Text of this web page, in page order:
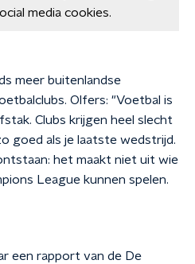
media cookies.
meer buitenlandse
Olfers: "Voetbal is
Clubs krijgen heel slecht
goed als je laatste wedstrijd.
het maakt niet uit wie
League kunnen spelen.
een rapport van de De